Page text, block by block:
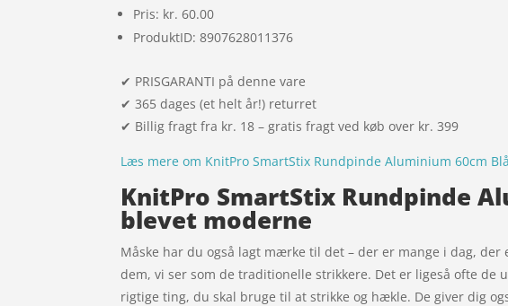
Pris: kr. 60.00
ProduktID: 8907628011376
✔ PRISGARANTI på denne vare
✔ 365 dages (et helt år!) returret
✔ Billig fragt fra kr. 18 – gratis fragt ved køb over kr. 399
Læs mere om KnitPro SmartStix Rundpinde Aluminium 60cm
KnitPro SmartStix Rundpinde
blevet moderne
Måske har du også lagt mærke til det – der er mange i dag,
dem, vi ser som de traditionelle strikkere. Det er ligeså ofte
rigtige ting, du skal bruge til at strikke og hækle. De giver dig